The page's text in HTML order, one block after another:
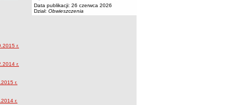
r.
r.
r.
r.
Data publikacji: 26 czerwca 2026
Dział: Obwieszczenia